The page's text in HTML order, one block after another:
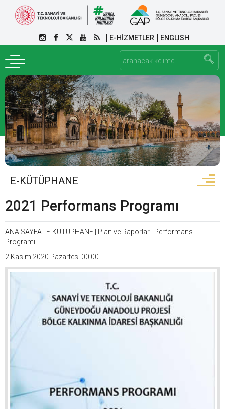
E-HİZMETLER ENGLISH
E-KÜTÜPHANE
2021 Performans Programı
ANA SAYFA E-KÜTÜPHANE Plan ve Raporlar
Performans
Programı
2 Kasım 2020 Pazartesi 00:00